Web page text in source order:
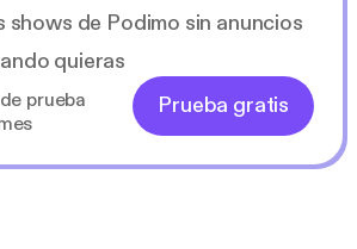
shows de Podimo sin anuncios
quieras
prueba
Prueba gratis